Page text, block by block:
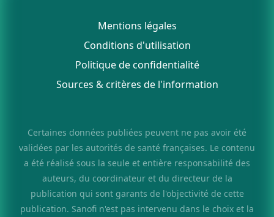
Mentions légales
Conditions d'utilisation
Politique de confidentialité
Sources & critères de l'information
Certaines données publiées peuvent ne pas avoir été
validées par les autorités de santé françaises. Le contenu
a été réalisé sous la seule et entière responsabilité des
auteurs, du coordinateur et du directeur de la
publication qui sont garants de l'objectivité de cette
publication. Sanofi n'est pas intervenu dans le choix et la